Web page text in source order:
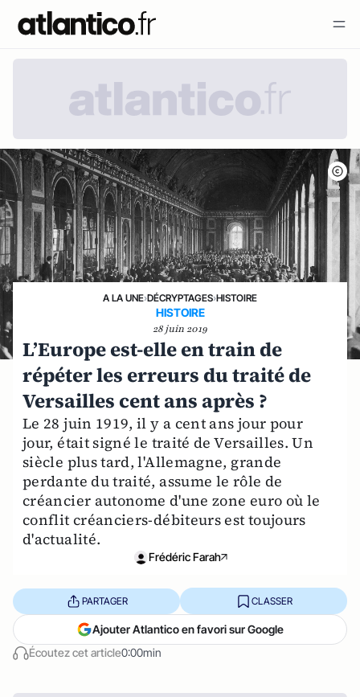
A LA UNE›DÉCRYPTAGES›HISTOIRE
HISTOIRE
28 juin 2019
L’Europe est-elle en train de
répéter les erreurs du traité de
Versailles cent ans après ?
Le 28 juin 1919, il y a cent ans jour pour
jour, était signé le traité de Versailles. Un
siècle plus tard, l'Allemagne, grande
perdante du traité, assume le rôle de
créancier autonome d'une zone euro où le
conflit créanciers-débiteurs est toujours
d'actualité.
Frédéric Farah
Écoutez cet article0:00min
PARTAGER CLASSER
Ajouter Atlantico en favori sur Google